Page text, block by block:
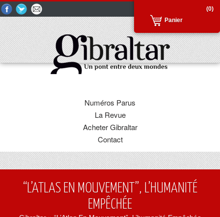
(0)
Panier
Numéros Parus
La Revue
Acheter Gibraltar
Contact
“L’ATLAS EN MOUVEMENT”, L’HUMANITÉ
EMPÊCHÉE